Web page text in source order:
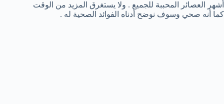
أشهر العصائر المحببة للجميع . ولا يستغرق المزيد من الوقت
كما أنه صحي وسوف نوضح أدناه الفوائد الصحية له .